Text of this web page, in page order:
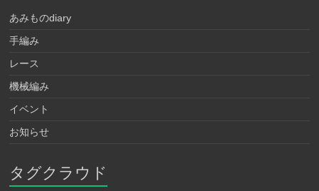
あみものdiary
手編み
レース
機械編み
イベント
お知らせ
タグクラウド